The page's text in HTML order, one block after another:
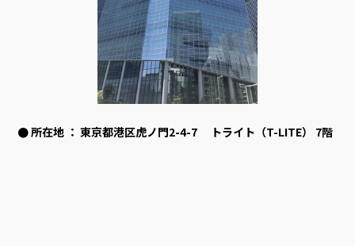
● 所在地 ： 東京都港区虎ノ門2-4-7 トライト（T-LITE） 7階